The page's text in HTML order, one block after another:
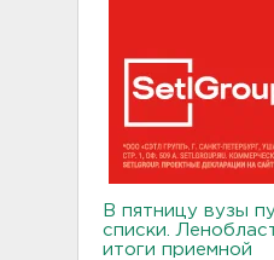
В пятницу вузы
списки.
итоги приемной